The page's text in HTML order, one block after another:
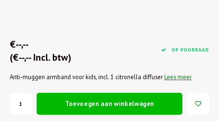
€--,--
(€--,-- Incl. btw)
OP VOORRAAD
Anti-muggen armband voor kids, incl. 1 citronella diffuserLees meer
Toevoegen aan winkelwagen